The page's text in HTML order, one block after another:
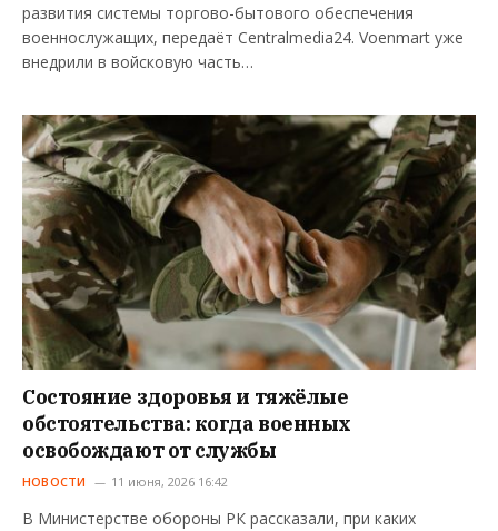
развития системы торгово-бытового обеспечения
военнослужащих, передаёт Centralmedia24. Voenmart уже
внедрили в войсковую часть…
Состояние здоровья и тяжёлые
обстоятельства: когда военных
освобождают от службы
НОВОСТИ 11 июня, 2026 16:42
В Министерстве обороны РК рассказали, при каких